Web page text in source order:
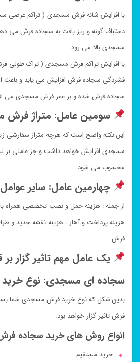
با افزایش شانه فرش مسجدی ( تراکم
دستباف گونه و ریز بافت به سجاده فرش می
مسجدی بالا می رود.
با افزایش تراکم فرش مسجدی ( تراک طولی
فشردگی سجاده فرش افزایش می یابد و باعث
سجاده فرش شده و بر عمر فرش مسجدی می
سومین عامل: متراژ
این نکته واضح است که هرچه متراژ سفارشی
مسجدی افزایش خواهد داشت و جز عاملی
محسوب می شود.
چهارمین عامل: سایر عوامل
از جمله : هزینه حمل و نصب تخصصی همراه با
هزینه پرداخت و آهار ، هزینه نقشه جدید و
فرش
یک عامل مهم تاثیر گزار
سجاده ای مسجدی: نوع
بدین شکل که نوع خرید فرش مسجدی شما
فرش تاثیر گزار خواهد بود.
انواع روش های خرید سجاده
خرید مستقیم